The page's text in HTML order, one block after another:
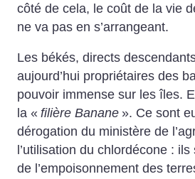
côté de cela, le coût de la vie
ne va pas en s’arrangeant.
Les békés, directs
aujourd’hui propriétaires des
pouvoir immense sur les îles.
la « filière Banane ». Ce sont
dérogation du ministère de
l’utilisation du chlordécone :
de l’empoisonnement des